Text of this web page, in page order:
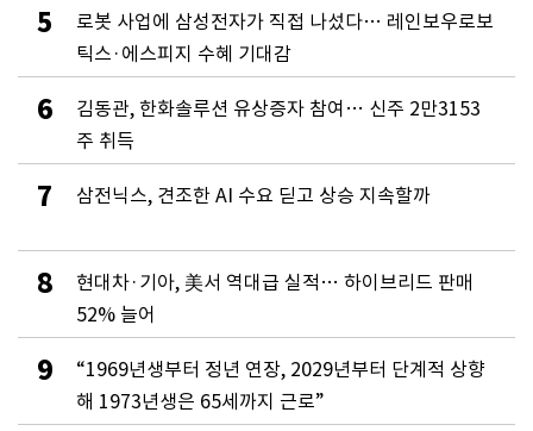
5
로봇 사업에 삼성전자가 직접 나섰다… 레인보우로보
틱스·에스피지 수혜 기대감
6
김동관, 한화솔루션 유상증자 참여… 신주 2만3153
주 취득
7 삼전닉스, 견조한 AI 수요 딛고 상승 지속할까
8
현대차·기아, 美서 역대급 실적… 하이브리드 판매
52% 늘어
9
“1969년생부터 정년 연장, 2029년부터 단계적 상향
해 1973년생은 65세까지 근로”